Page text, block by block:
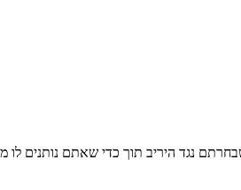
נגד היריב תוך כדי שאתם נותנים לו